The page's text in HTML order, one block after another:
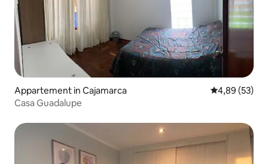
Appartement in Cajamarca Gemiddelde
4,89 (53)
Casa Guadalupe